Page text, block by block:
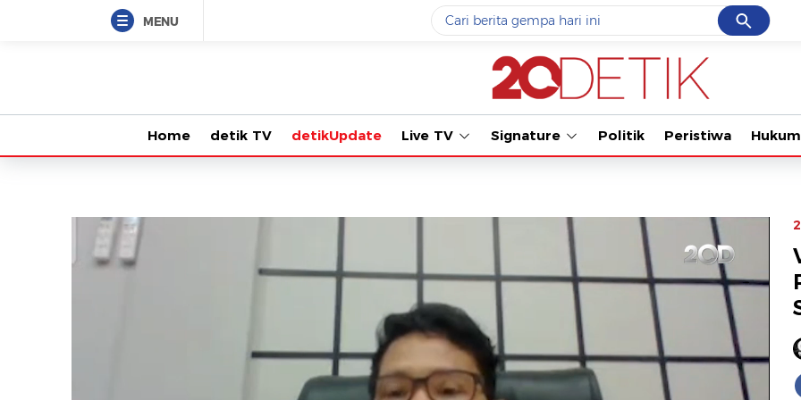
MENU Cancel
Yang sedang ramai dicari
data live draw sgp
#3prabowo
#5gempa hari ini
Promoted
Terakhir yang dicari
Loading...
Tonton kabar
Home detik TV detikUpdate Live TV Signature Politik Peristiwa Hukum